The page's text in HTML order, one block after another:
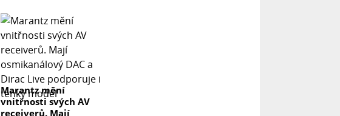
Marantz mění
vnitřnosti svých AV
receiverů. Mají